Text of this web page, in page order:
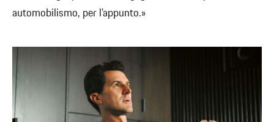
automobilismo, per l’appunto.»